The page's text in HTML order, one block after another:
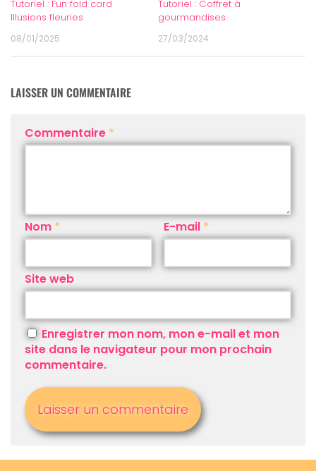
Tutoriel : Fun fold card
Illusions fleuries
08/01/2025
Tutoriel : Coffret à
gourmandises
27/03/2024
LAISSER UN COMMENTAIRE
Commentaire *
Nom * E-mail *
Site web
Enregistrer mon nom, mon e-mail et mon
site dans le navigateur pour mon prochain
commentaire.